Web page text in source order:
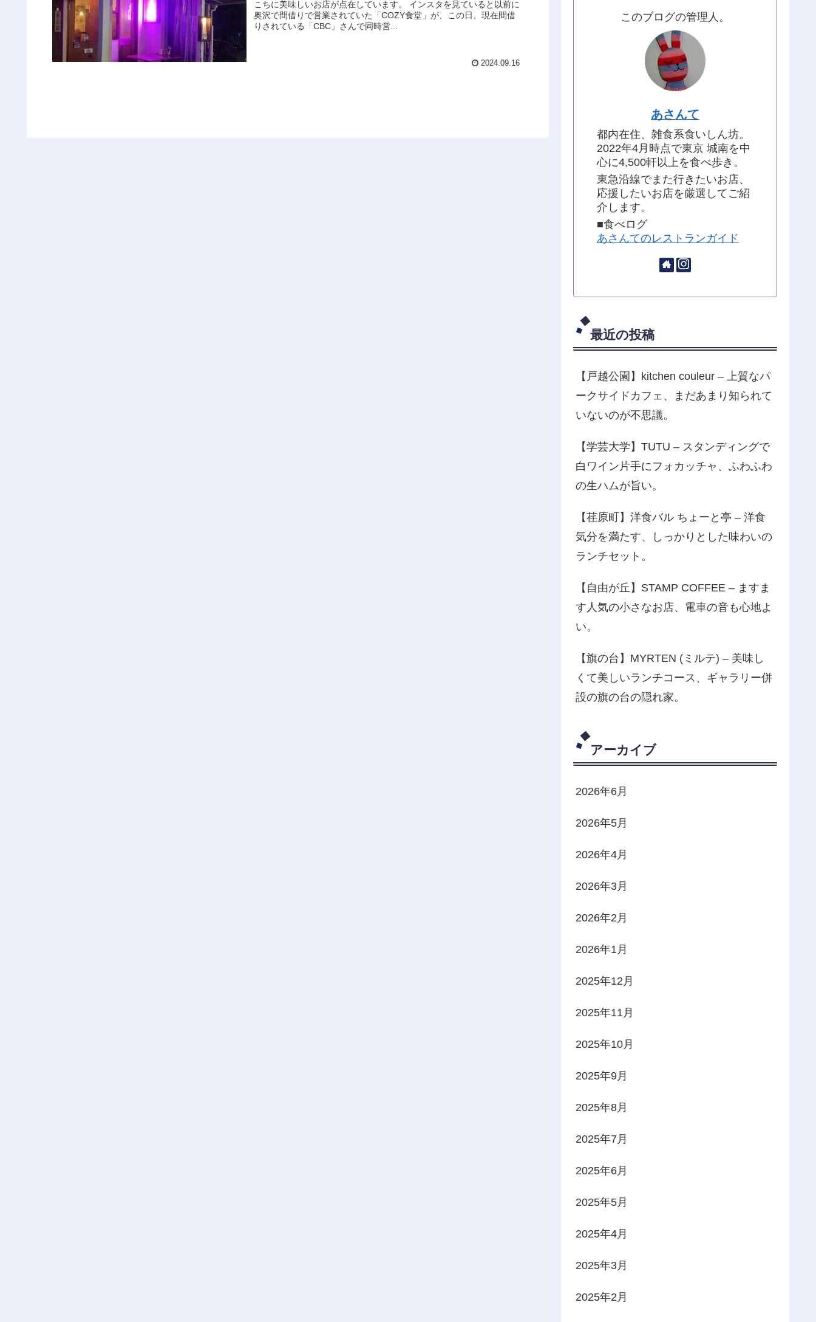
こちに美味しいお店が点在しています。 インスタを見ていると以前に
奥沢で間借りで営業されていた「COZY食堂」が、この日、現在間借
りされている「CBC」さんで同時営...
2024.09.16
このブログの管理人。
あさんて
都内在住、雑食系食いしん坊。
2022年4月時点で東京 城南を中
心に4,500軒以上を食べ歩き。
東急沿線でまた行きたいお店、
応援したいお店を厳選してご紹
介します。
■食べログ
あさんてのレストランガイド
最近の投稿
【戸越公園】kitchen couleur – 上質なパ
ークサイドカフェ、まだあまり知られて
いないのが不思議。
【学芸大学】TUTU – スタンディングで
白ワイン片手にフォカッチャ、ふわふわ
の生ハムが旨い。
【荏原町】洋食バル ちょーと亭 – 洋食
気分を満たす、しっかりとした味わいの
ランチセット。
【自由が丘】STAMP COFFEE – ますま
す人気の小さなお店、電車の音も心地よ
い。
【旗の台】MYRTEN (ミルテ) – 美味し
くて美しいランチコース、ギャラリー併
設の旗の台の隠れ家。
アーカイブ
2026年6月
2026年5月
2026年4月
2026年3月
2026年2月
2026年1月
2025年12月
2025年11月
2025年10月
2025年9月
2025年8月
2025年7月
2025年6月
2025年5月
2025年4月
2025年3月
2025年2月